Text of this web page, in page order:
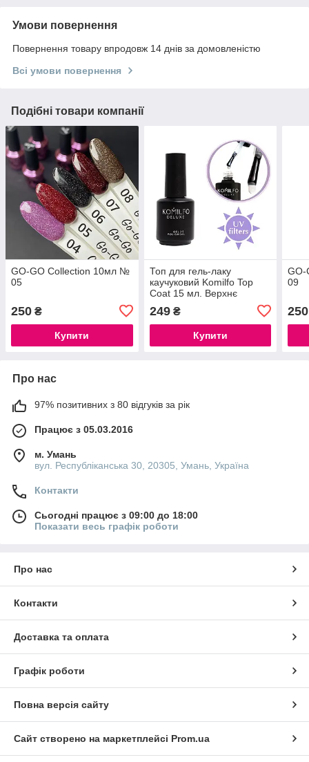
Умови повернення
Повернення товару впродовж 14 днів за домовленістю
Всі умови повернення
Подібні товари компанії
GO-GO Collection 10мл №
05
250 ₴
Купити
Топ для гель-лаку
каучуковий Komilfo Top
Coat 15 мл. Верхнє
покриття для гель лаку з
липким шаром Фініш
249₴
Купити
09
250
Про нас
97% позитивних з 80 відгуків за рік
Працює з 05.03.2016
м. Умань
вул. Республіканська 30, 20305, Умань, Україна
Контакти
Сьогодні працює з 09:00 до 18:00
Показати весь графік роботи
Про нас
Контакти
Доставка та оплата
Графік роботи
Повна версія сайту
Сайт створено на маркетплейсі Prom.ua